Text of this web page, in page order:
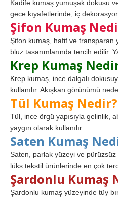
Kadife kumaş yumuşak dokusu
gece kıyafetlerinde, iç
Şifon Kumaş
Şifon kumaş, hafif ve transparan
bluz tasarımlarında tercih edilir.
Krep Kumaş
Krep kumaş, ince dalgalı
kullanılır. Akışkan görünümü
Tül Kumaş Nedir?
Tül, ince örgü yapısıyla gelinlik,
yaygın olarak kullanılır.
Saten Kumaş
Saten, parlak yüzeyi ve pürüzsüz
lüks tekstil ürünlerinde en çok
Şardonlu Kumaş
Şardonlu kumaş yüzeyinde tüy